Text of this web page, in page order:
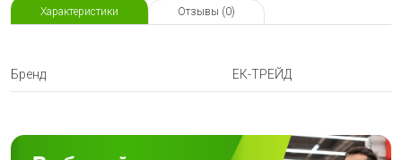
Характеристики Отзывы (0)
Бренд ЕК-ТРЕЙД